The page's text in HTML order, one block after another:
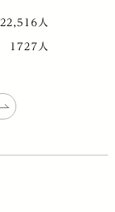
22,516人
1727人